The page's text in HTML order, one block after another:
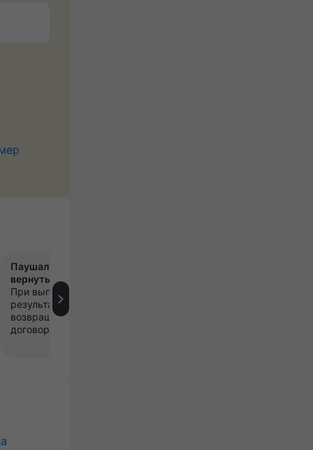
Паушальный взнос можно
вернуть
При выполнении условий
результативности деньги
возвращаются партнёру по
договору.